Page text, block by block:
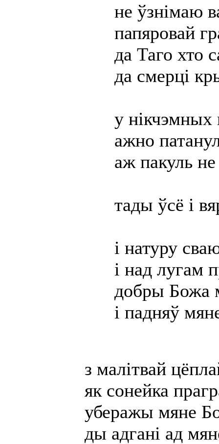
не ўзнімаю
папяровай
да Таго хто
да смерці
у нікчэмных
ажно
аж пакуль не
тады ўсё і
і натуру
і над лугам
добры Божа
і падняў
з малітвай
як сонейка
уберажы мяне
ды адгані ад